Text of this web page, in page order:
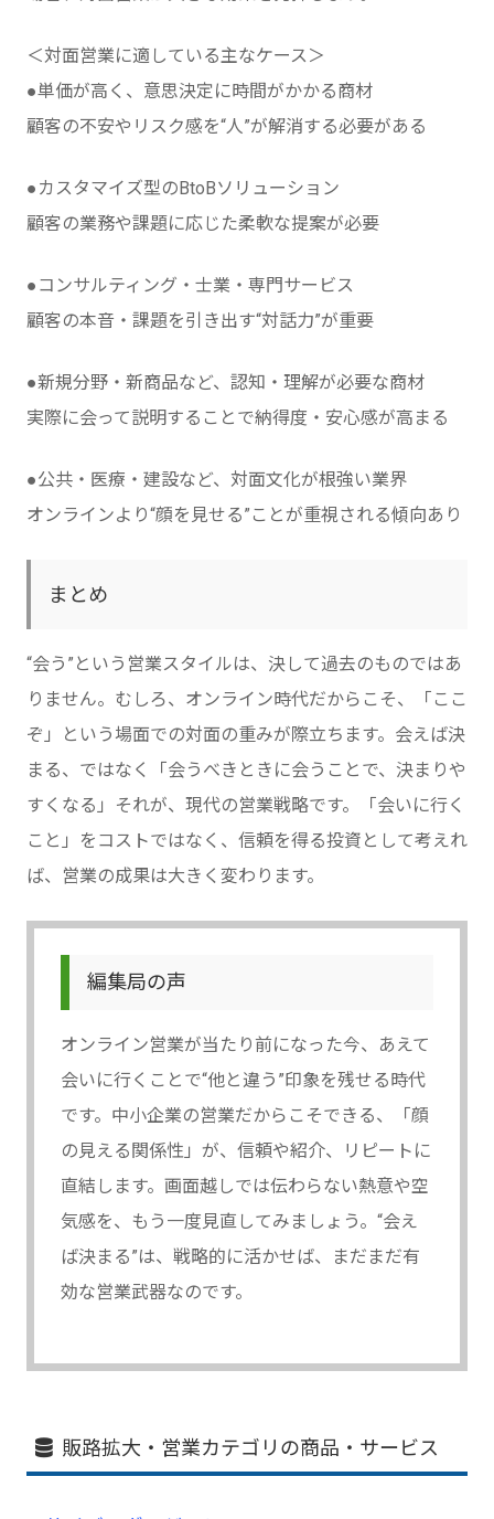
＜対面営業に適している主なケース＞
●単価が高く、意思決定に時間がかかる商材
顧客の不安やリスク感を“人”が解消する必要がある
●カスタマイズ型のBtoBソリューション
顧客の業務や課題に応じた柔軟な提案が必要
●コンサルティング・士業・専門サービス
顧客の本音・課題を引き出す“対話力”が重要
●新規分野・新商品など、認知・理解が必要な商材
実際に会って説明することで納得度・安心感が高まる
●公共・医療・建設など、対面文化が根強い業界
オンラインより“顔を見せる”ことが重視される傾向あり
まとめ
“会う”という営業スタイルは、決して過去のものではあ
りません。むしろ、オンライン時代だからこそ、「ここ
ぞ」という場面での対面の重みが際立ちます。会えば決
まる、ではなく「会うべきときに会うことで、決まりや
すくなる」それが、現代の営業戦略です。「会いに行く
こと」をコストではなく、信頼を得る投資として考えれ
ば、営業の成果は大きく変わります。
編集局の声
オンライン営業が当たり前になった今、あえて
会いに行くことで“他と違う”印象を残せる時代
です。中小企業の営業だからこそできる、「顔
の見える関係性」が、信頼や紹介、リピートに
直結します。画面越しでは伝わらない熱意や空
気感を、もう一度見直してみましょう。“会え
ば決まる”は、戦略的に活かせば、まだまだ有
効な営業武器なのです。
販路拡大・営業カテゴリの商品・サービス